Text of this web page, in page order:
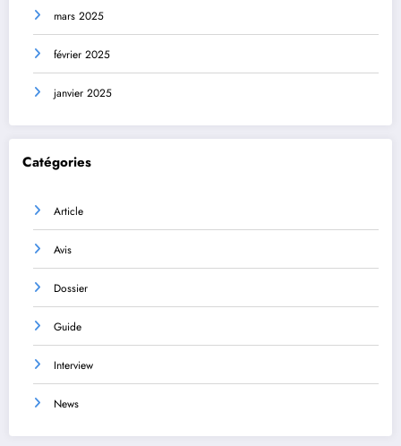
mars 2025
février 2025
janvier 2025
Catégories
Article
Avis
Dossier
Guide
Interview
News